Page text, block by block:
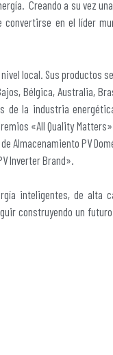
Creando a su vez
convertirse en el líder
local. Sus productos
Bélgica, Australia,
de la industria
«All Quality Matters»
Almacenamiento PV
Inverter Brand».
inteligentes, de alta
construyendo un